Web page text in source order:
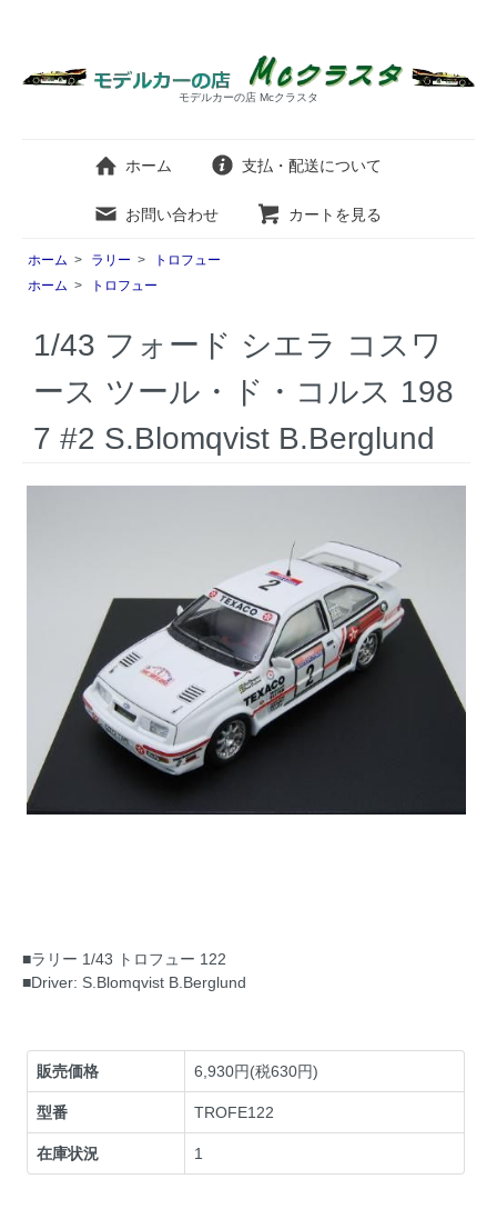
モデルカーの店 Mcクラスタ
ホーム 支払・配送について
お問い合わせ カートを見る
ホーム > ラリー >
トロフュー
ホーム > トロフュー
1/43 フォード シエラ コスワ
ース ツール・ド・コルス 198
7 #2 S.Blomqvist B.Berglund
■ラリー 1/43 トロフュー 122
■Driver: S.Blomqvist B.Berglund
販売価格 6,930円(税630円)
型番 TROFE122
在庫状況 1